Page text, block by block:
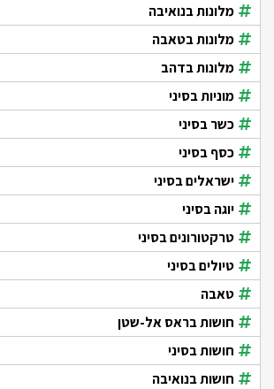
מלונות בנואיבה
מלונות בטאבה
מלונות בדהב
מוניות בסיני
כשר בסיני
כסף בסיני
ישראלים בסיני
יוגה בסיני
טרקטורונים בסיני
טיולים בסיני
טאבה
חושות בראס אל-שטן
חושות בסיני
חושות בנואיבה